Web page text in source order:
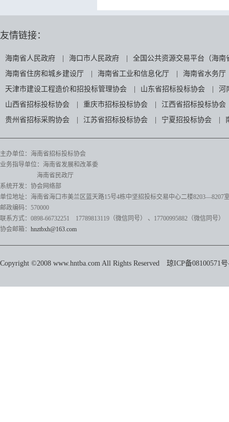
友情链接：
海南省人民政府 海口市人民政府
全国公共资源交易平台（海南
海南省住房和城乡建设厅
海南省工业和信息化厅
海南省水务厅
天津市建设工程造价和招投标管理协会
山东省招标投标协会
河
山西省招标投标协会
重庆市招标投标协会
江西省招标投标协会
贵州省招标采购协会
江苏省招标投标协会 宁夏招投标协会
主办单位：海南省招标投标协会
业务指导单位：海南省发展和改革委
海南省民政厅
系统开发：协会网络部
单位地址：海南省海口市美兰区蓝天路15号4栋中坚招投标交易中心二楼8203—8207
邮政编码：570000
联系方式：0898-66732251 17789813119（微信同号）
、17700995882 （微信同号）
协会邮箱： hnztbxh@163.com
Copyright ©2008 www.hntba.com All Rights Reserved 琼ICP备08100571